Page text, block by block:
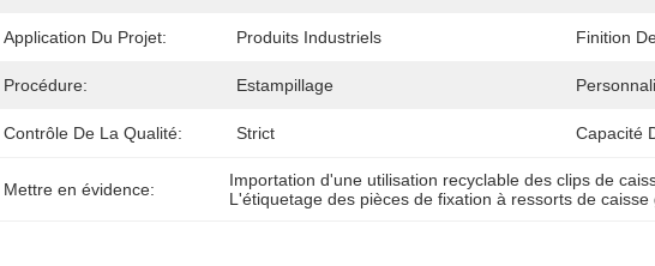
Application Du Projet: Produits Industriels Finition
Procédure: Estampillage
Contrôle De La Qualité: Strict Capacité
Mettre en évidence: Importation d'une utilisation recyclable des clips de
L'étiquetage des pièces de fixation à ressorts de caisse